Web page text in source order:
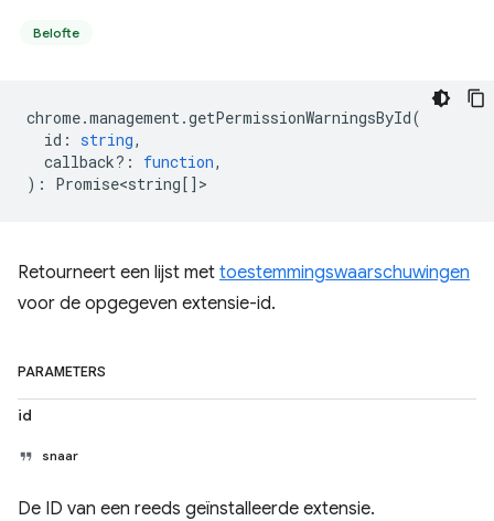
Belofte
chrome.management.getPermissionWarningsById(
id : string,
callback? : function,
) : Promise<string[]>
Retourneert een lijst met toestemmingswaarschuwingen
voor de opgegeven extensie-id.
PARAMETERS
id
snaar
De ID van een reeds geïnstalleerde extensie.